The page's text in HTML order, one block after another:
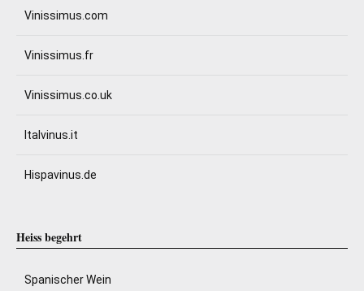
Vinissimus.com
Vinissimus.fr
Vinissimus.co.uk
Italvinus.it
Hispavinus.de
Heiss begehrt
Spanischer Wein